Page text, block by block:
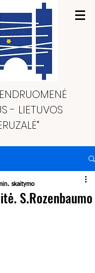
- LIETUVOS
S.Rozenbaumo
skaitymo